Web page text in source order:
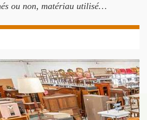
ou non, matériau utilisé…